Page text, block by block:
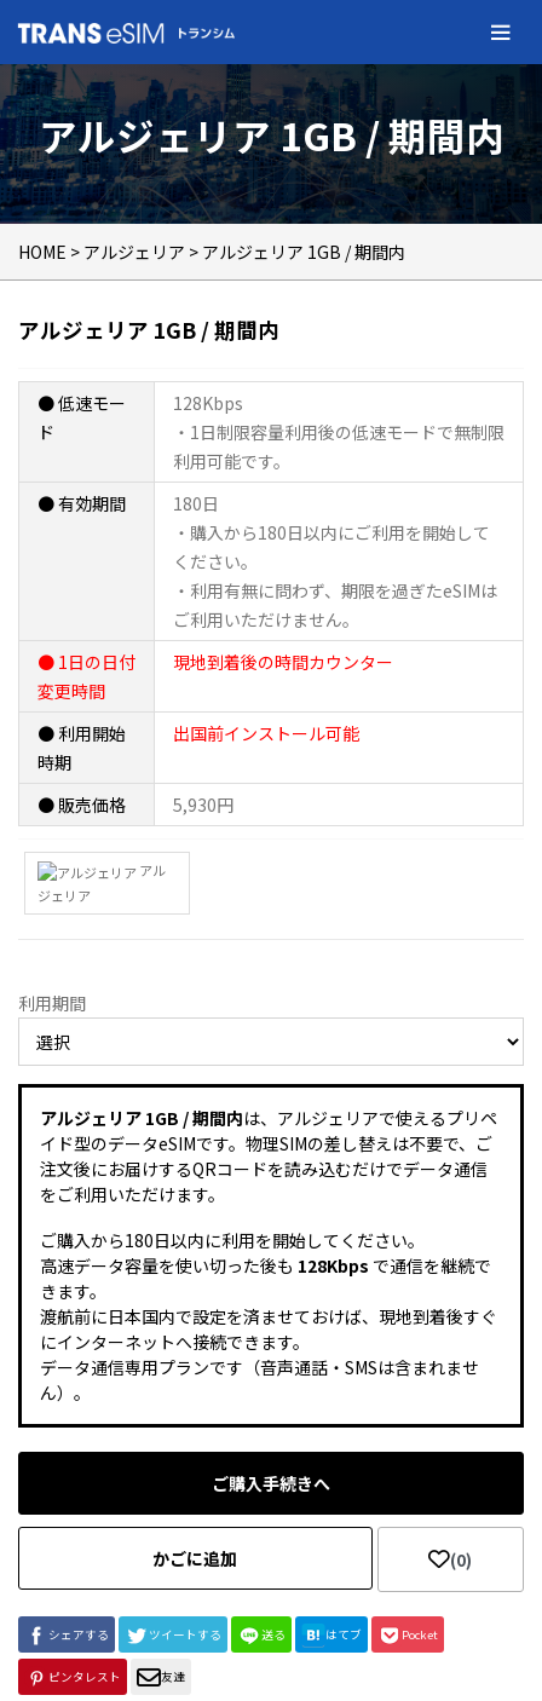
アルジェリア 1GB / 期間内
HOME > アルジェリア > アルジェリア 1GB / 期間内
アルジェリア 1GB / 期間内
● 低速モー
ド
128Kbps
・1日制限容量利用後の低速モードで無制限
利用可能です。
● 有効期間
180日
・購入から180日以内にご利用を開始して
ください。
・利用有無に問わず、期限を過ぎたeSIMは
ご利用いただけません。
● 1日の日付
変更時間
現地到着後の時間カウンター
● 利用開始
時期
出国前インストール可能
● 販売価格 5,930円
アル
ジェリア
利用期間
アルジェリア 1GB / 期間内は、アルジェリアで使えるプリペ
イド型のデータeSIMです。物理SIMの差し替えは不要で、ご
注文後にお届けするQRコードを読み込むだけでデータ通信
をご利用いただけます。
ご購入から180日以内に利用を開始してください。
高速データ容量を使い切った後も 128Kbps で通信を継続で
きます。
渡航前に日本国内で設定を済ませておけば、現地到着後すぐ
にインターネットへ接続できます。
データ通信専用プランです（音声通話・SMSは含まれませ
ん）。
ご購入手続きへ
(0)
かごに追加
シェアする ツイートする 送る はてブ Pocket
ピンタレスト 友達